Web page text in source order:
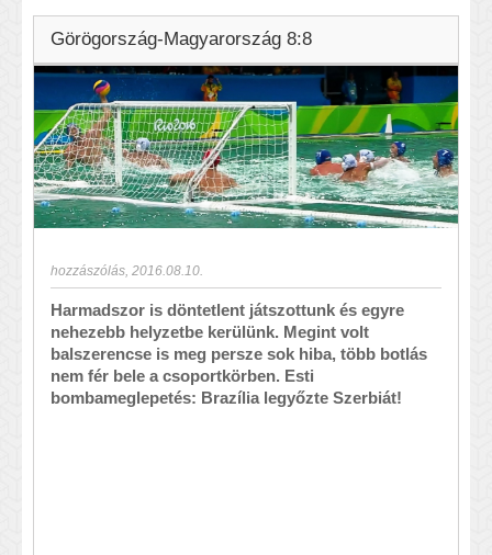
Görögország-Magyarország 8:8
hozzászólás 2016.08.10.
Harmadszor is döntetlent játszottunk és egyre
nehezebb helyzetbe kerülünk. Megint volt
balszerencse is meg persze sok hiba, több botlás
nem fér bele a csoportkörben. Esti
bombameglepetés: Brazília legyőzte Szerbiát!